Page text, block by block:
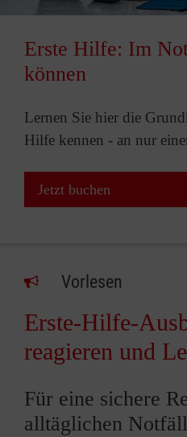
Erste Hilfe: Im
können
Lernen Sie hier die
Hilfe kennen - an nur
Jetzt buchen
Vorlesen
Erste-Hilfe-
reagieren und
Für eine sichere
alltäglichen